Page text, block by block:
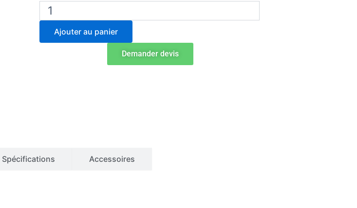
quantité
Armoire
stockage
Ajouter au panier
Demander devis
Spécifications Accessoires